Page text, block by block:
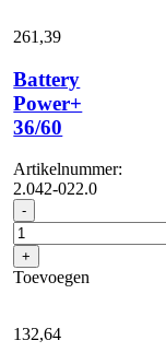
261,39
Battery
Power+
36/60
Artikelnummer:
2.042-022.0
- Battery
Power+
36/60
aantal
+
Toevoegen
132,64